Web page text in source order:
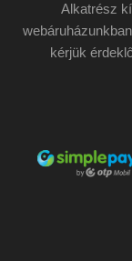
Alkatrész
kérjük